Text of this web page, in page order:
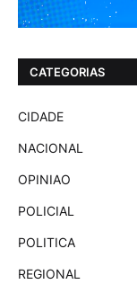
CATEGORIAS
CIDADE
NACIONAL
OPINIAO
POLICIAL
POLITICA
REGIONAL